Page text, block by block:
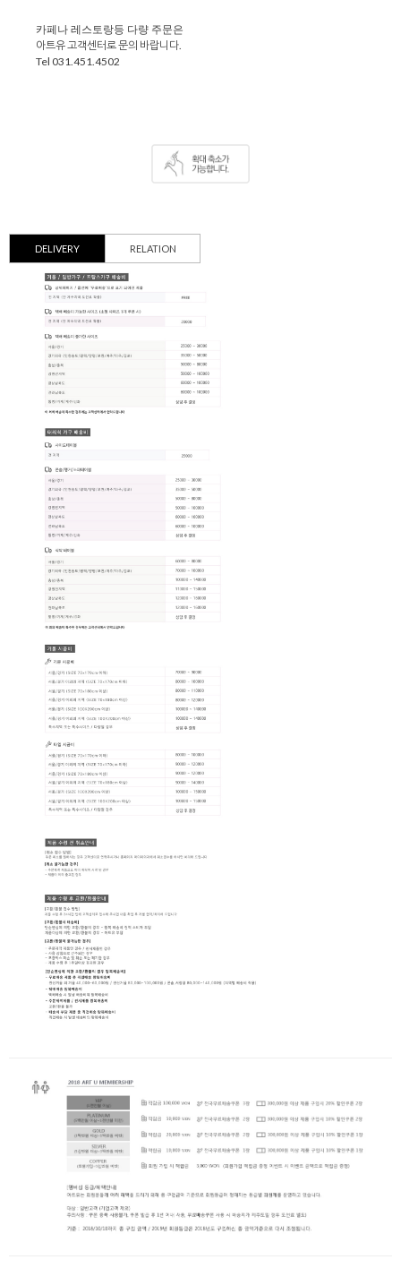
카페나 레스토랑등 다량 주문은
아트유 고객센터로 문의 바랍니다.
Tel 031.451.4502
DELIVERY RELATION